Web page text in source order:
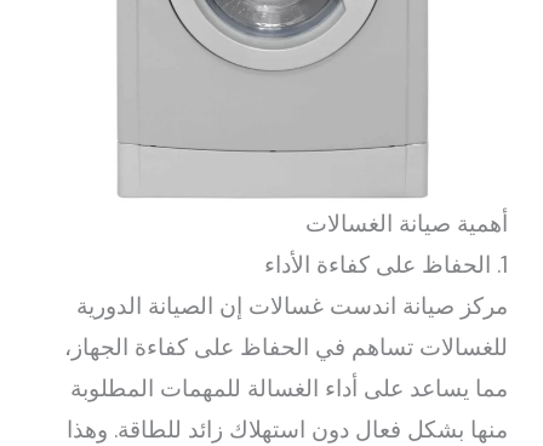
أهمية صيانة الغسالات
1. الحفاظ على كفاءة الأداء
مركز صيانة اندست غسالات إن الصيانة الدورية
للغسالات تساهم في الحفاظ على كفاءة الجهاز،
مما يساعد على أداء الغسالة للمهمات المطلوبة
منها بشكل فعال دون استهلاك زائد للطاقة. وهذا